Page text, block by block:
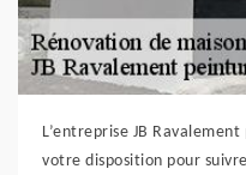
L’entreprise JB
votre disposition pour